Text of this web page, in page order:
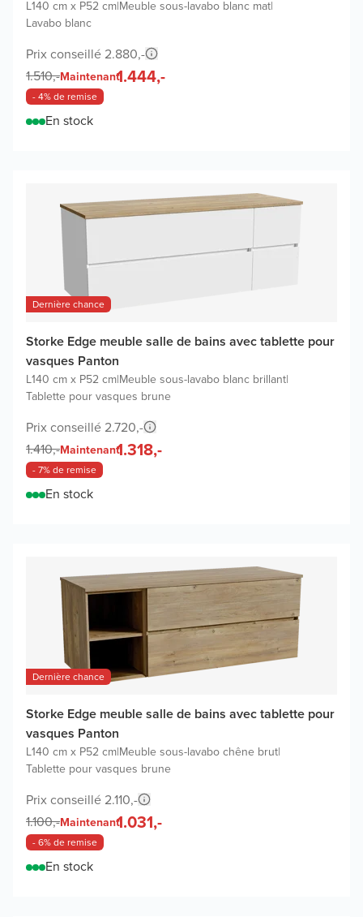
L140 cm x P52 cm|Meuble sous-lavabo blanc mat|
Lavabo blanc
Prix conseillé 2.880,-
1.510,-Maintenant1.444,-
- 4% de remise
En stock
Dernière chance
Storke Edge meuble salle de bains avec tablette pour
vasques Panton
L140 cm x P52 cm|Meuble sous-lavabo blanc brillant|
Tablette pour vasques brune
Prix conseillé 2.720,-
1.410,-Maintenant1.318,-
- 7% de remise
En stock
Dernière chance
Storke Edge meuble salle de bains avec tablette pour
vasques Panton
L140 cm x P52 cm|Meuble sous-lavabo chêne brut|
Tablette pour vasques brune
Prix conseillé 2.110,-
1.100,-Maintenant1.031,-
- 6% de remise
En stock